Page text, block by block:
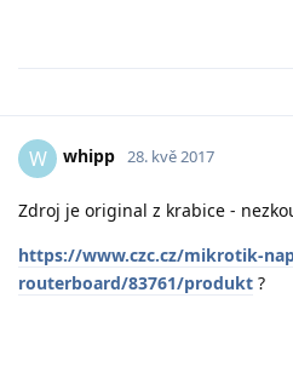
W whipp 28. kvě 2017
Zdroj je original z krabice -
https://www.czc.cz/mikrotik-
routerboard/83761/produkt ?